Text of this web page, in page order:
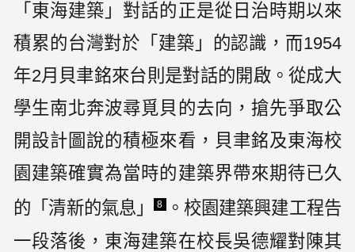
「東海建築」對話的正是從日治時期以來
積累的台灣對於「建築」的認識，而1954
年2月貝聿銘來台則是對話的開啟。從成大
學生南北奔波尋覓貝的去向，搶先爭取公
開設計圖說的積極來看，貝聿銘及東海校
園建築確實為當時的建築界帶來期待已久
的「清新的氣息」 8 。校園建築興建工程告
一段落後，東海建築在校長吳德耀對陳其